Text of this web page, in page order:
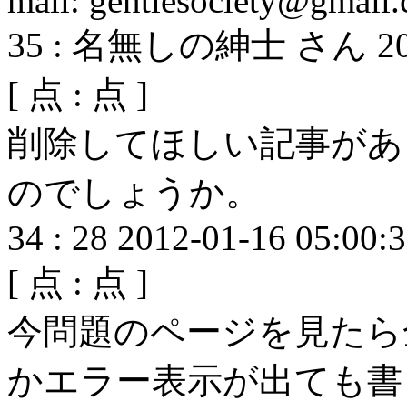
35 : 名無しの紳士 さん
[ 点 : 点 ]
削除してほしい記事が
のでしょうか。
34 : 28 2012-01-16
[ 点 : 点 ]
今問題のページを見た
かエラー表示が出ても